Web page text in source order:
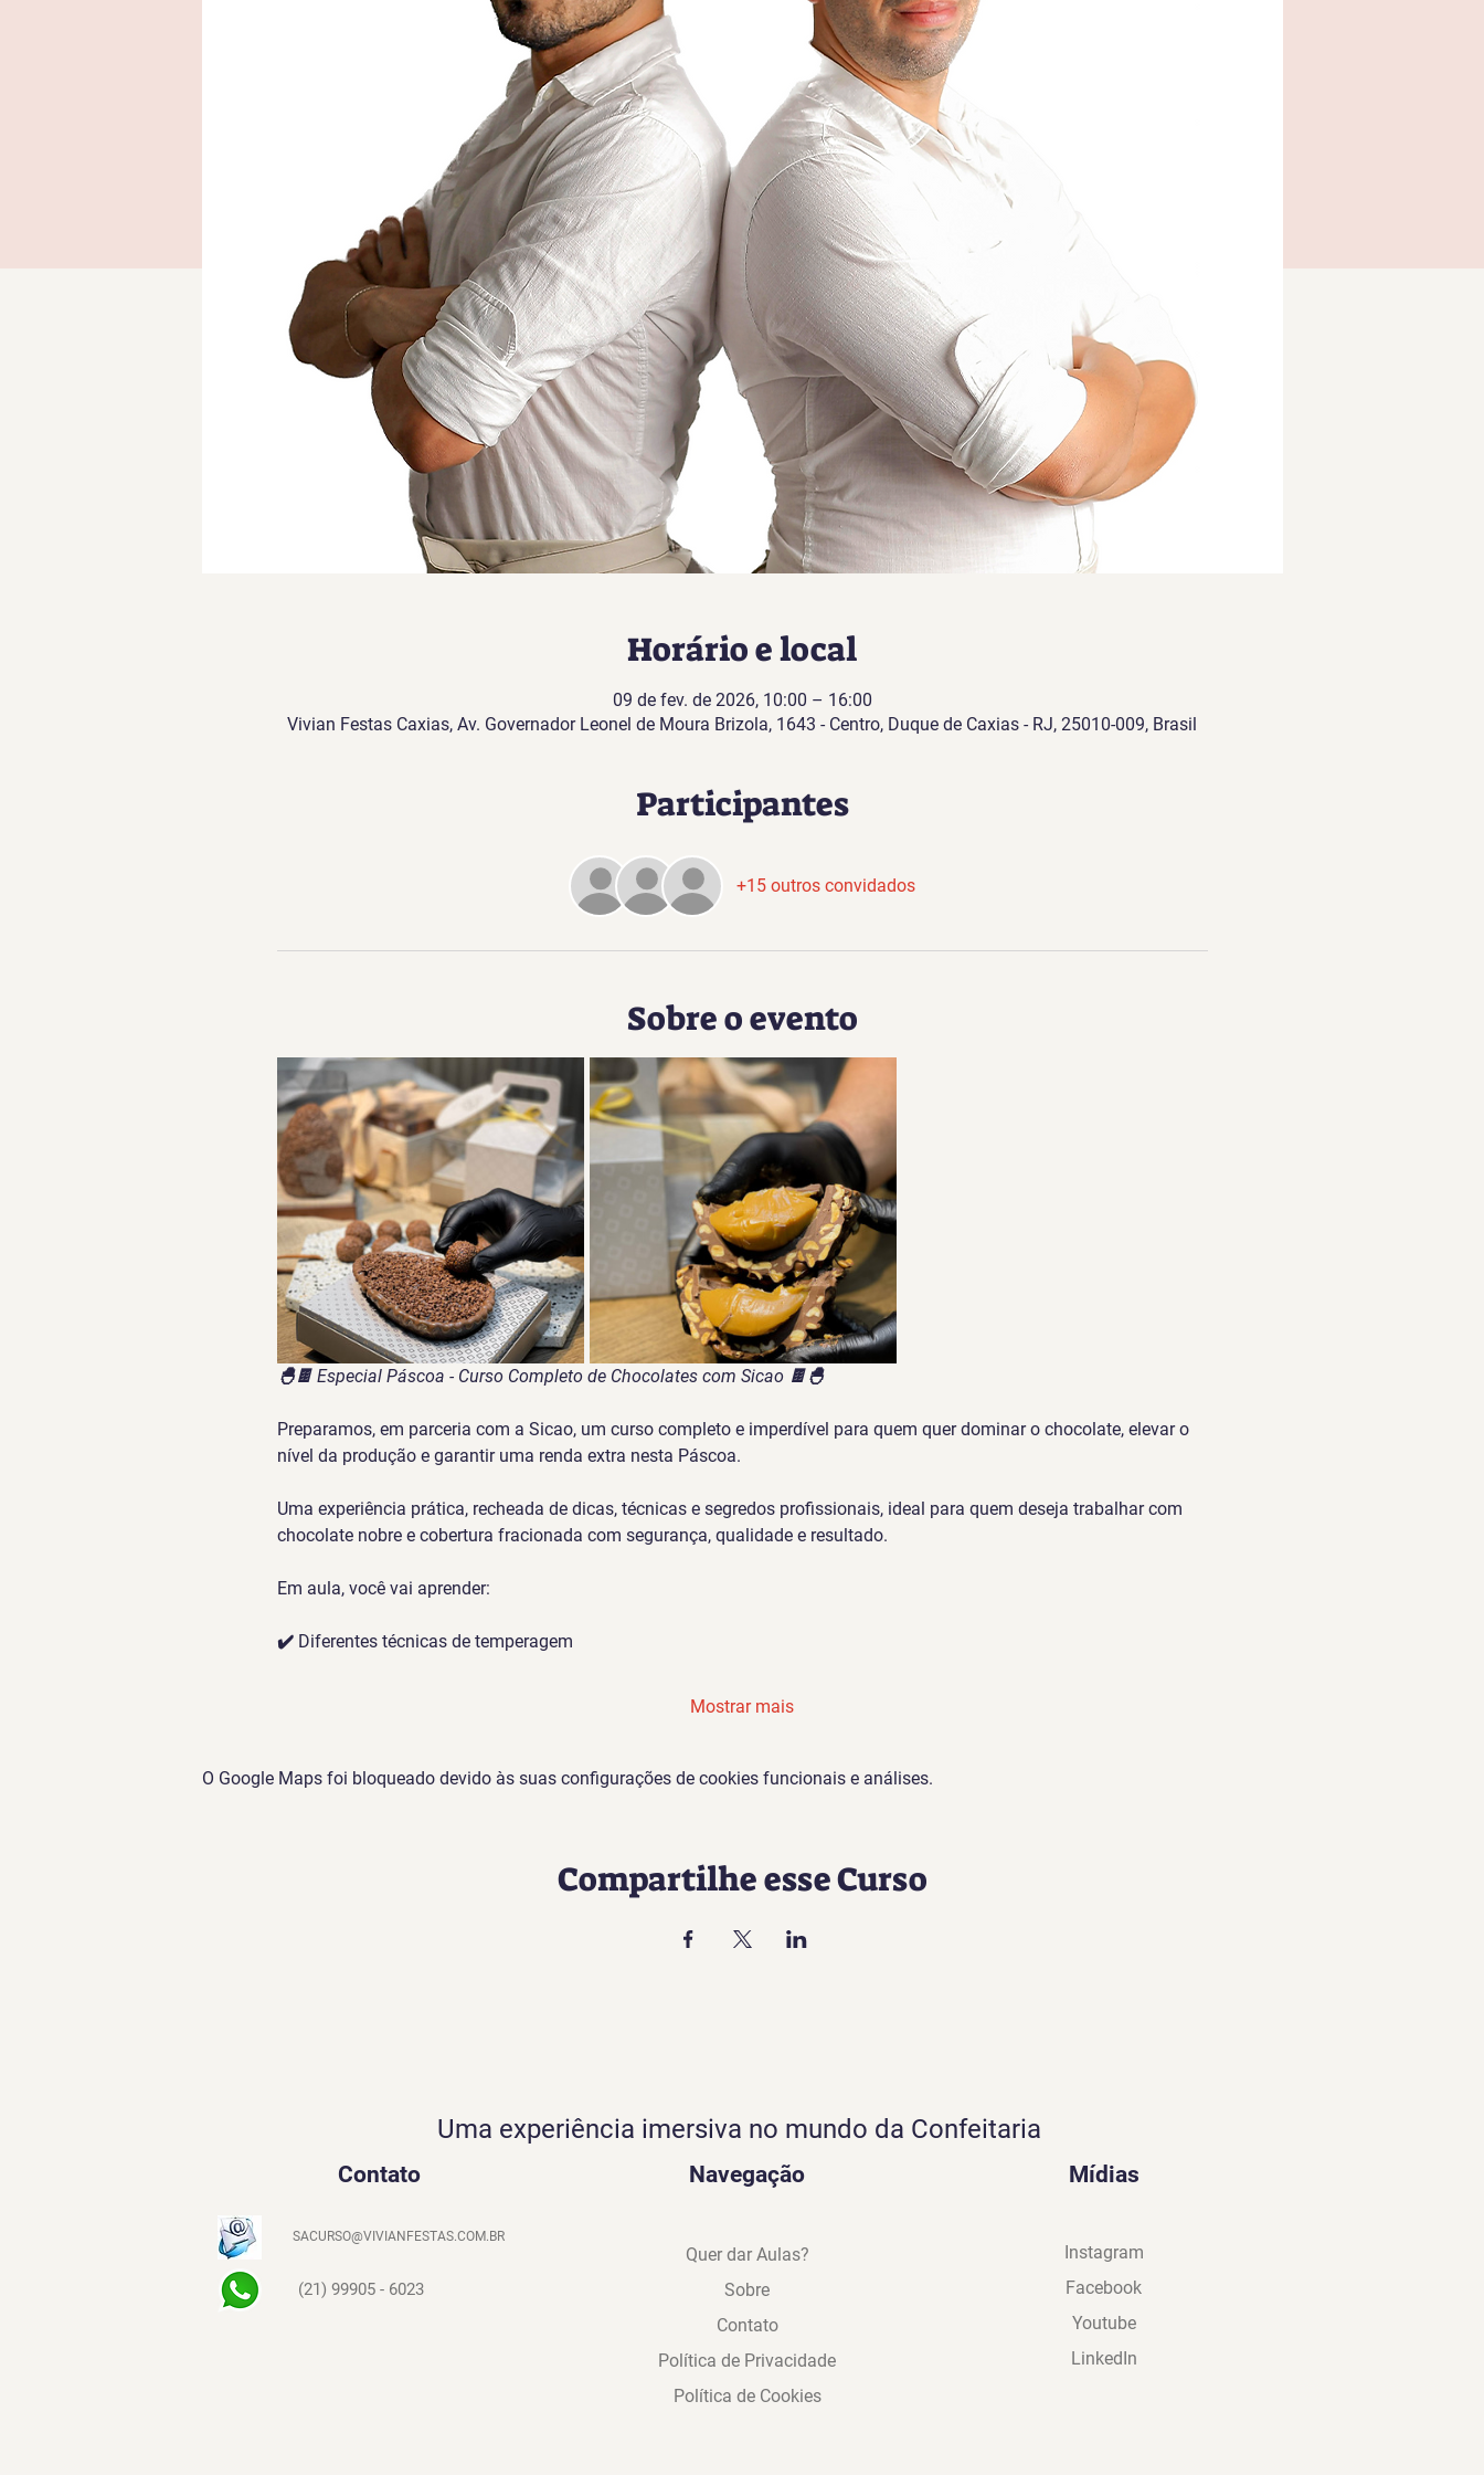
Horário e local
09 de fev. de 2026, 10:00 – 16:00
Vivian Festas Caxias, Av. Governador Leonel de Moura Brizola, 1643 - Centro, Duque de Caxias - RJ, 25010-009, Brasil
Participantes
+15 outros convidados
Sobre o evento
🐣🍫 Especial Páscoa - Curso Completo de Chocolates com Sicao 🍫🐣
Preparamos, em parceria com a Sicao, um curso completo e imperdível para quem quer dominar o chocolate, elevar o
nível da produção e garantir uma renda extra nesta Páscoa.
Uma experiência prática, recheada de dicas, técnicas e segredos profissionais, ideal para quem deseja trabalhar com
chocolate nobre e cobertura fracionada com segurança, qualidade e resultado.
Em aula, você vai aprender:
✔️ Diferentes técnicas de temperagem
Mostrar mais
O Google Maps foi bloqueado devido às suas configurações de cookies funcionais e análises.
Compartilhe esse Curso
Uma experiência imersiva no mundo da Confeitaria
Contato
SACURSO@VIVIANFESTAS.COM.BR
(21) 99905 - 6023
Navegação
Quer dar Aulas?
Sobre
Contato
Política de Privacidade
Política de Cookies
Mídias
Instagram
Facebook
Youtube
LinkedIn